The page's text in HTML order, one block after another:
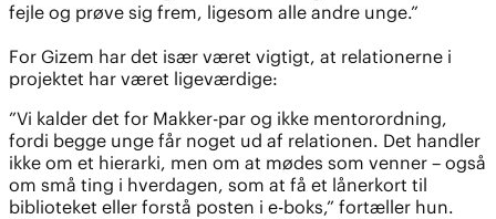
fejle og prøve sig frem, ligesom alle andre unge.”
For Gizem har det især været vigtigt, at relationerne i
projektet har været ligeværdige:
”Vi kalder det for Makker-par og ikke mentorordning,
fordi begge unge får noget ud af relationen. Det handler
ikke om et hierarki, men om at mødes som venner – også
om små ting i hverdagen, som at få et lånerkort til
biblioteket eller forstå posten i e-boks,” fortæller hun.